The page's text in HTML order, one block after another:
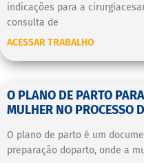
indicações para a
consulta de
ACESSAR TRABALHO
O PLANO DE PARTO
MULHER NO PROCESSO
O plano de parto é um
preparação doparto, onde a